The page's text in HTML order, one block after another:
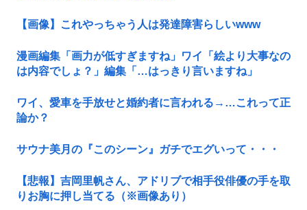
【画像】これやっちゃう人は発達障害らしいwww
漫画編集「画力が低すぎますね」ワイ「絵より大事なの
は内容でしょ？」編集「…はっきり言いますね」
ワイ、愛車を手放せと婚約者に言われる→…これって正
論か？
サウナ美月の『このシーン』ガチでエグいって・・・
【悲報】吉岡里帆さん、アドリブで相手役俳優の手を取
りお胸に押し当てる（※画像あり）